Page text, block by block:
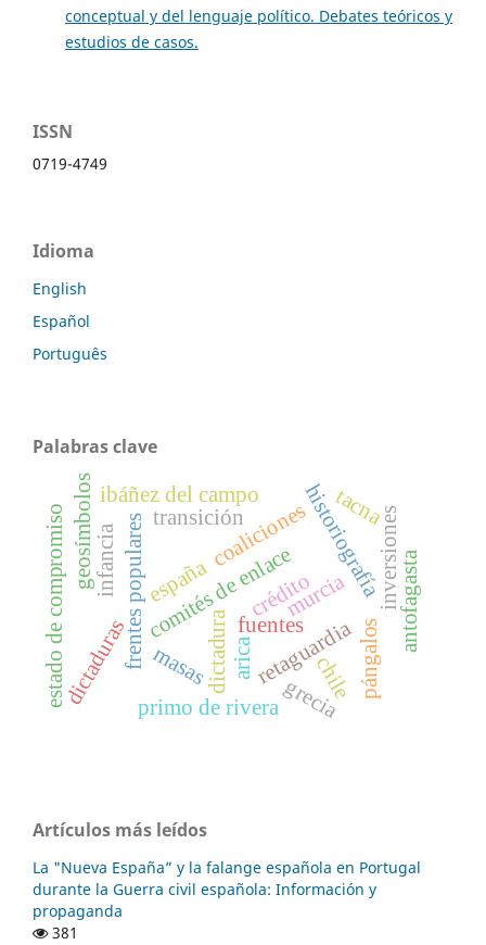
conceptual y del lenguaje político. Debates teóricos y
estudios de casos.
ISSN
0719-4749
Idioma
English
Español
Português
Palabras clave
frentes popularescomités de enlacemurcia
retaguardia
historiografía
fuentes
dictadura
españa
primo de rivera
chile
ibáñez del campo
dictaduras pángalos
grecia
coaliciones
masas
estado de compromiso transición
geosímbolos
crédito inversionesantofagasta
infancia
arica
tacna
Artículos más leídos
La "Nueva España” y la falange española en Portugal
durante la Guerra civil española: Información y
propaganda
381